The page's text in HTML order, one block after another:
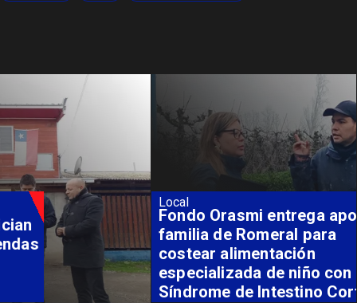
Local
Fondo Orasmi entrega apoyo a
familia de Romeral para
costear alimentación
especializada de niño con
Síndrome de Intestino Corto